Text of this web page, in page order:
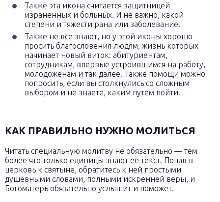
Также эта икона считается защитницей
израненных и больных. И не важно, какой
степени и тяжести рана или заболевание.
Также не все знают, но у этой иконы хорошо
просить благословения людям, жизнь которых
начинает новый виток: абитуриентам,
сотрудникам, впервые устроившимся на работу,
молодоженам и так далее. Также помощи можно
попросить, если вы столкнулись со сложным
выбором и не знаете, каким путем пойти.
КАК ПРАВИЛЬНО НУЖНО МОЛИТЬСЯ
Читать специальную молитву не обязательно — тем
более что только единицы знают ее текст. Попав в
церковь к святыне, обратитесь к ней простыми
душевными словами, полными искренней веры, и
Богоматерь обязательно услышит и поможет.